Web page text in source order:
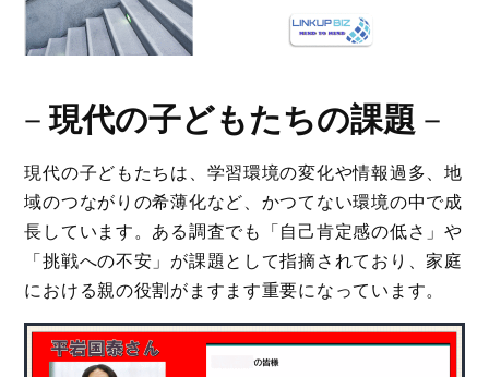
－現代の子どもたちの課題 －
現代の子どもたちは、学習環境の変化や情報過多、地
域のつながりの希薄化など、かつてない環境の中で成
長しています。ある調査でも「自己肯定感の低さ」や
「挑戦への不安」が課題として指摘されており、家庭
における親の役割がますます重要になっています。